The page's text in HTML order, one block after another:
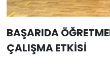
BAŞARIDA
ÇALIŞMA ETKİSİ